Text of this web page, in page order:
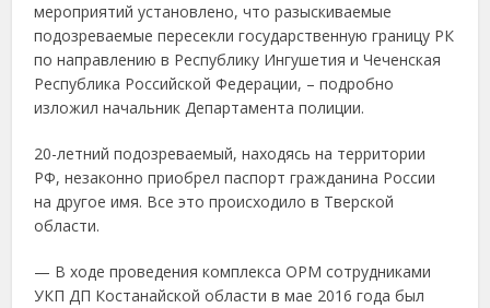
мероприятий установлено, что разыскиваемые
подозреваемые пересекли государственную границу РК
по направлению в Республику Ингушетия и Чеченская
Республика Российской Федерации, – подробно
изложил начальник Департамента полиции.
20-летний подозреваемый, находясь на территории
РФ, незаконно приобрел паспорт гражданина России
на другое имя. Все это происходило в Тверской
области.
— В ходе проведения комплекса ОРМ сотрудниками
УКП ДП Костанайской области в мае 2016 года был